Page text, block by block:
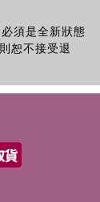
福利基金會社
立支援方案」
懂懂，在辦理
背景的她，第
巧，開始隨行
同面對困境及
領域知識（包
須是全新狀態
恕不接受退